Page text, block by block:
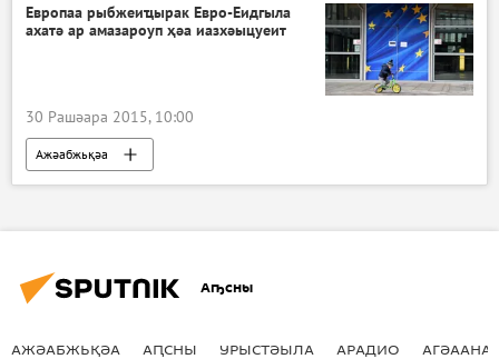
Европаа рыбжеиҵырак Евро-Еидгыла
ахатә ар амазароуп ҳәа иазхәыцуеит
30 Рашәара 2015, 10:00
Ажәабжьқәа
Аҧсны
АЖӘАБЖЬҚӘА АԤСНЫ УРЫСТӘЫЛА АРАДИО